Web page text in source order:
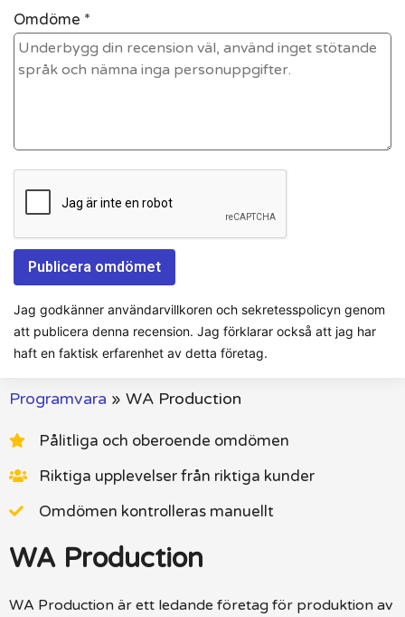
Omdöme *
Jag godkänner användarvillkoren och sekretesspolicyn genom
att publicera denna recension. Jag förklarar också att jag har
haft en faktisk erfarenhet av detta företag.
Programvara » WA Production
Pålitliga och oberoende omdömen
Riktiga upplevelser från riktiga kunder
Omdömen kontrolleras manuellt
WA Production
WA Production är ett ledande företag för produktion av